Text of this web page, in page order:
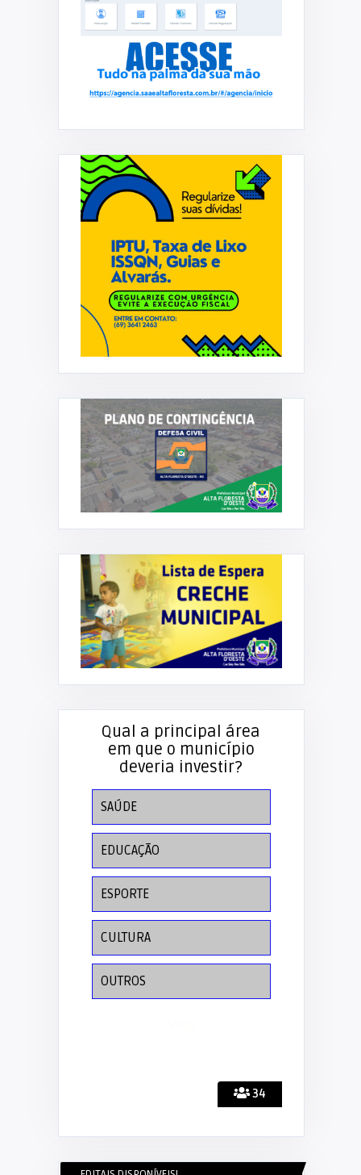
34
Qual a principal área
em que o município
deveria investir?
SAÚDE
EDUCAÇÃO
ESPORTE
CULTURA
OUTROS